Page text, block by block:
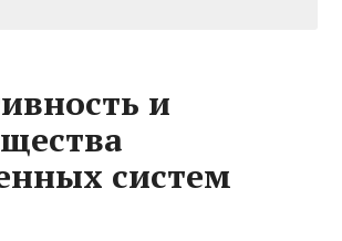
и
систем